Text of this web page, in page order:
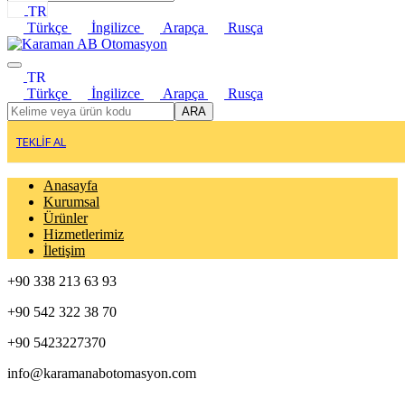
TR
Türkçe
İngilizce Arapça Rusça
TR
Türkçe
İngilizce Arapça Rusça
ARA
TEKLİF AL
Anasayfa
Kurumsal
Ürünler
Hizmetlerimiz
İletişim
+90 338 213 63 93
+90 542 322 38 70
+90 5423227370
info@karamanabotomasyon.com